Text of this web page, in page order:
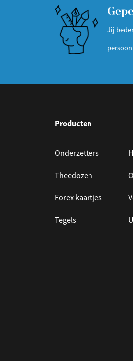
Jij
Producten
Onderzetters
Theedozen
Forex kaartjes
Tegels